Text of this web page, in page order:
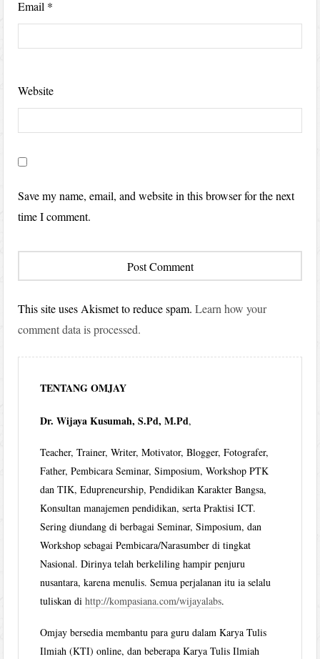
Email *
Website
Save my name, email, and website in this browser for the next
time I comment.
This site uses Akismet to reduce spam.Learn how your
comment data is processed.
TENTANG OMJAY
Dr. Wijaya Kusumah, S.Pd, M.Pd,
Teacher, Trainer, Writer, Motivator, Blogger, Fotografer,
Father, Pembicara Seminar, Simposium, Workshop PTK
dan TIK, Edupreneurship, Pendidikan Karakter Bangsa,
Konsultan manajemen pendidikan, serta Praktisi ICT.
Sering diundang di berbagai Seminar, Simposium, dan
Workshop sebagai Pembicara/Narasumber di tingkat
Nasional. Dirinya telah berkeliling hampir penjuru
nusantara, karena menulis. Semua perjalanan itu ia selalu
tuliskan dihttp://kompasiana.com/wijayalabs.
Omjay bersedia membantu para guru dalam Karya Tulis
Ilmiah (KTI) online, dan beberapa Karya Tulis Ilmiah